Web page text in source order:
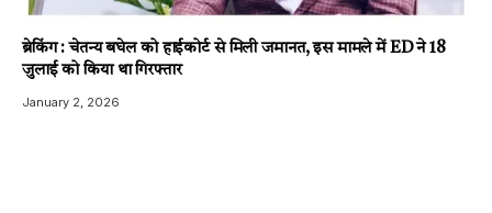
ब्रेकिंग : चेतन्य बघेल को हाईकोर्ट से मिली जमानत, इस मामले में ED ने 18
जुलाई को किया था गिरफ्तार
January 2, 2026